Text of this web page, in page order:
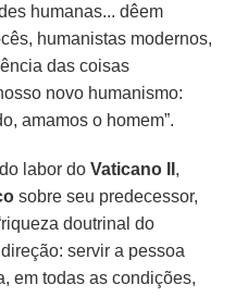
humanas... dêem
humanistas modernos,
das coisas
novo humanismo:
amamos o homem”.
labor doVaticano II ,
sobre seu predecessor,
doutrinal do
servir a pessoa
em todas as condições,